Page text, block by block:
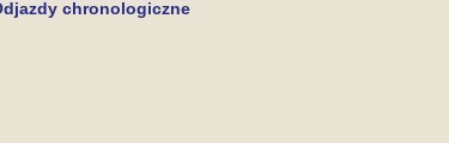
chronologiczne